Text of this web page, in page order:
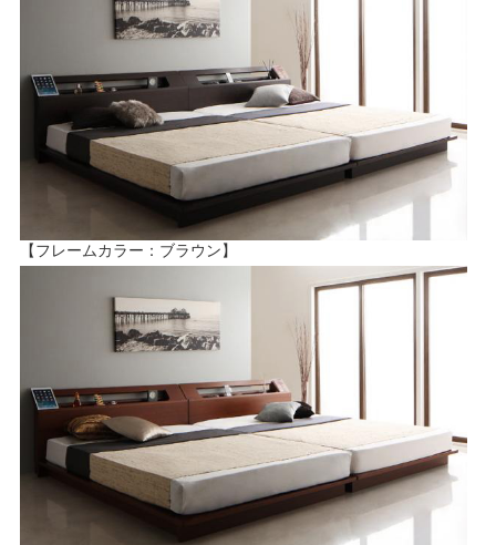
【フレームカラー：ブラウン】